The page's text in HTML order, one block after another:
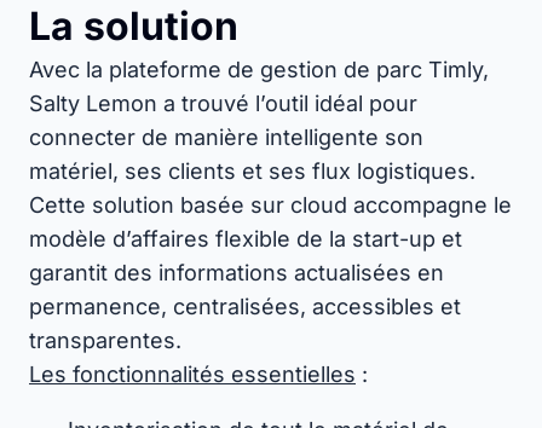
La solution
Avec la plateforme de gestion de parc Timly,
Salty Lemon a trouvé l’outil idéal pour
connecter de manière intelligente son
matériel, ses clients et ses flux logistiques.
Cette solution basée sur cloud accompagne le
modèle d’affaires flexible de la start-up et
garantit des informations actualisées en
permanence, centralisées, accessibles et
transparentes.
Les fonctionnalités essentielles :